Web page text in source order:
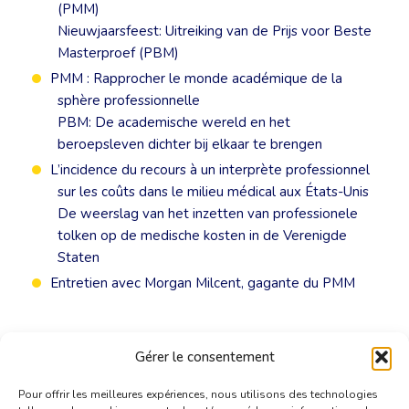
Gérer le consentement
Pour offrir les meilleures expériences, nous utilisons des technologies
(PMM)
Nieuwjaarsfeest: Uitreiking van de Prijs voor Beste
Masterproef (PBM)
PMM : Rapprocher le monde académique de la
sphère professionnelle
PBM: De academische wereld en het
beroepsleven dichter bij elkaar te brengen
L’incidence du recours à un interprète professionnel
sur les coûts dans le milieu médical aux États-Unis
De weerslag van het inzetten van professionele
tolken op de medische kosten in de Verenigde
Staten
Entretien avec Morgan Milcent, gagante du PMM